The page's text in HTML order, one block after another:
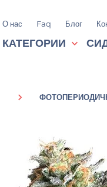
О нас Faq Блог
КАТЕГОРИИ